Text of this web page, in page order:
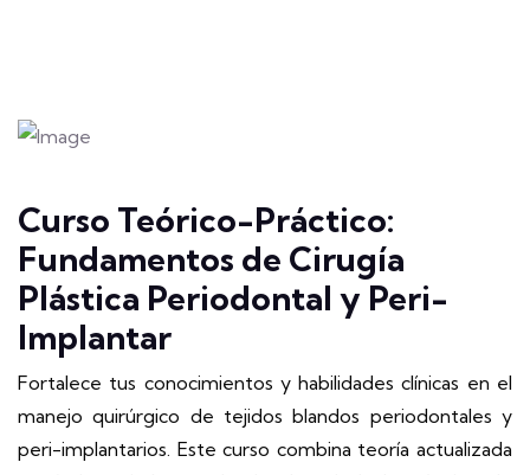
Curso Teórico-Práctico:
Fundamentos de Cirugía
Plástica Periodontal y Peri-
Implantar
Fortalece tus conocimientos y habilidades clínicas en el
manejo quirúrgico de tejidos blandos periodontales y
peri-implantarios. Este curso combina teoría actualizada